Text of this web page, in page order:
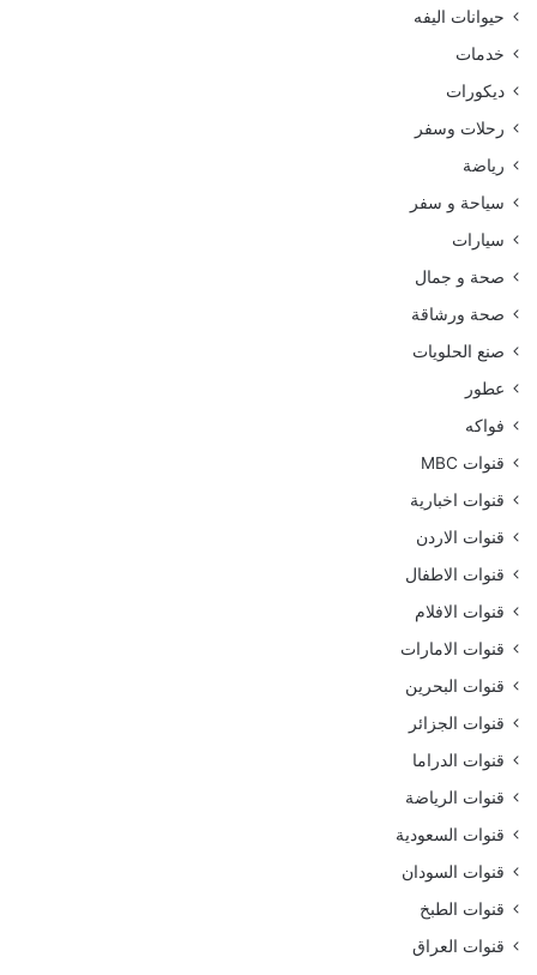
حيوانات اليفه
خدمات
ديكورات
رحلات وسفر
رياضة
سياحة و سفر
سيارات
صحة و جمال
صحة ورشاقة
صنع الحلويات
عطور
فواكه
قنوات MBC
قنوات اخبارية
قنوات الاردن
قنوات الاطفال
قنوات الافلام
قنوات الامارات
قنوات البحرين
قنوات الجزائر
قنوات الدراما
قنوات الرياضة
قنوات السعودية
قنوات السودان
قنوات الطبخ
قنوات العراق